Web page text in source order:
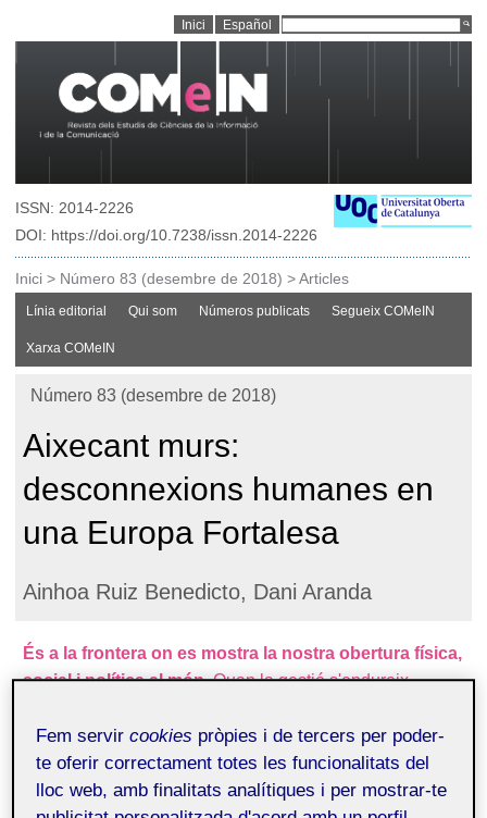
Inici Español
ISSN: 2014-2226
DOI: https://doi.org/10.7238/issn.2014-2226
Inici > Número 83 (desembre de 2018) >Articles
Línia editorial Qui som Números publicats Segueix COMeIN
Xarxa COMeIN
Número 83 (desembre de 2018)
Aixecant murs:
desconnexions humanes en
una Europa Fortalesa
Ainhoa Ruiz Benedicto, Dani Aranda
És a la frontera on es mostra la nostra obertura física,
social i política al món. Quan la gestió s'endureix,
el si de la societat:la militarització progressiva
d'aquest punt de trobada que són les fronteres, ens
acaba ensenyant que l'altre, el que ve de fora, és una
Fem servircookies pròpies i de tercers per poder-
te oferir correctament totes les funcionalitats del
lloc web, amb finalitats analítiques i per mostrar-te